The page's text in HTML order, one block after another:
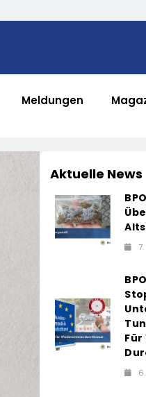
Meldungen
Aktuelle News
Für